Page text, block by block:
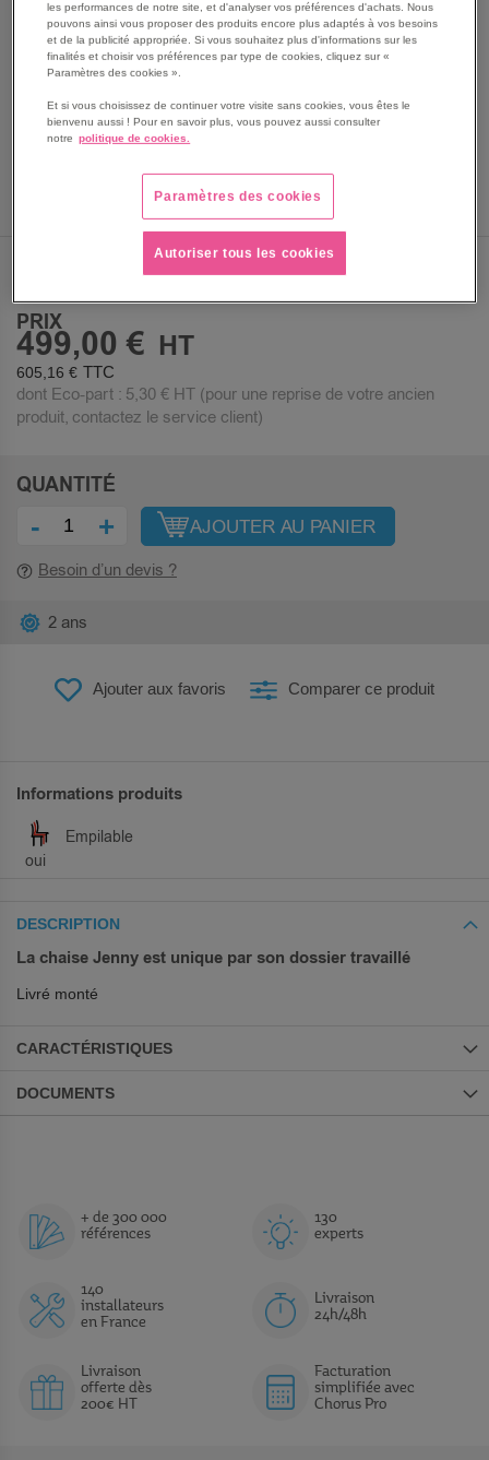
BEGINNING
IMAGES
GALLERY
Chaises Jenny non feu lot de 6 S-CAB
Assise et dossier en technopolymère ignifugé
Structure en aluminium anodisé Ø 25 mm
Voir le descriptif complet
PRIX
499,00 €
605,16 €
dont Eco-part : 5,30 € HT (pour une reprise de votre ancien
produit, contactez le service client)
QUANTITÉ
- + AJOUTER AU PANIER
Besoin d’un devis ?
Ajouter aux favoris Comparer ce produit
2 ans
Informations produits
oui
Empilable
DESCRIPTION
La chaise Jenny est unique par son dossier travaillé
Livré monté
CARACTÉRISTIQUES
DOCUMENTS
+ de 300 000
références
130
experts
140
installateurs
en France
Livraison
24h/48h
Livraison
offerte dès
200€ HT
Facturation
simplifiée avec
Chorus Pro
les performances de notre site, et d'analyser vos préférences d'achats. Nous
pouvons ainsi vous proposer des produits encore plus adaptés à vos besoins
et de la publicité appropriée. Si vous souhaitez plus d'informations sur les
finalités et choisir vos préférences par type de cookies, cliquez sur «
Paramètres des cookies ».
Et si vous choisissez de continuer votre visite sans cookies, vous êtes le
bienvenu aussi ! Pour en savoir plus, vous pouvez aussi consulter
notre politique de cookies.
Paramètres des cookies
Autoriser tous les cookies